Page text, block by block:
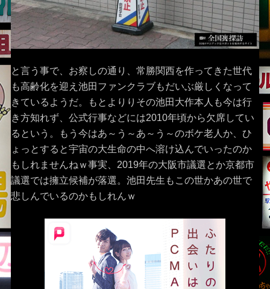
と言う事で、お察しの通り、常勝関西を作ってきた世代
も高齢化を迎え池田ファンクラブもだいぶ厳しくなって
きているようだ。もとよりりその池田大作本人も今は行
き方知れず、公式行事などには2010年頃から欠席してい
るという。もう今はあ～う～あ～う～のボケ老人か、ひ
ょっとすると宇宙の大生命の中へ溶け込んでいったのか
もしれませんねｗ事実、2019年の大阪市議選とか京都市
議選では擁立候補が落選。池田先生もこの世かあの世で
悲しんでいるのかもしれんｗ